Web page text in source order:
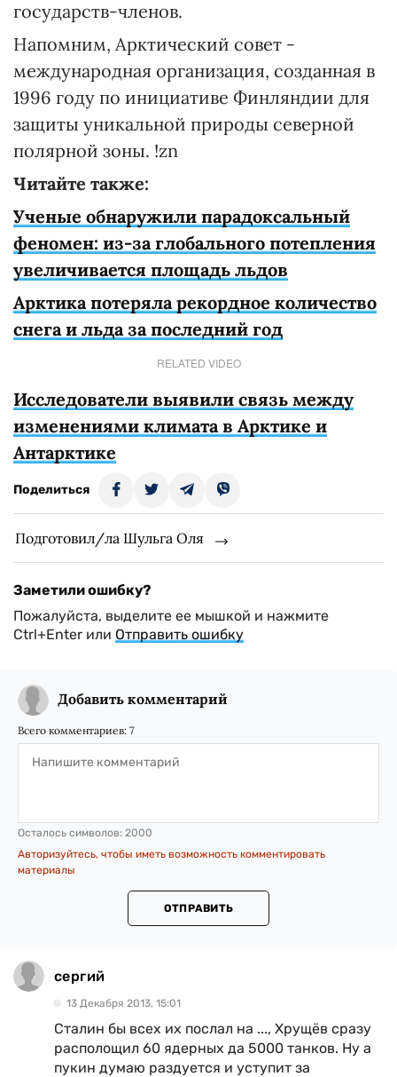
государств-членов.
Напомним, Арктический совет -
международная организация, созданная в
1996 году по инициативе Финляндии для
защиты уникальной природы северной
полярной зоны. !zn
Читайте также:
Ученые обнаружили парадоксальный
феномен: из-за глобального потепления
увеличивается площадь льдов
Арктика потеряла рекордное количество
снега и льда за последний год
RELATED VIDEO
Исследователи выявили связь между
изменениями климата в Арктике и
Антарктике
Поделиться
Подготовил/ла Шульга Оля
Заметили ошибку?
Пожалуйста, выделите ее мышкой и нажмите
Ctrl+Enter или Отправить ошибку
Добавить комментарий
Всего комментариев: 7
Осталось символов: 2000
Авторизуйтесь, чтобы иметь возможность комментировать
материалы
ОТПРАВИТЬ
сергий
13 Декабря 2013, 15:01
Сталин бы всех их послал на ..., Хрущёв сразу
располощил 60 ядерных да 5000 танков. Ну а
пукин думаю раздуется и уступит за